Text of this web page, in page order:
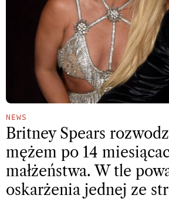
NEWS
Britney Spears
mężem po 14
małżeństwa. W tle
oskarżenia jednej ze